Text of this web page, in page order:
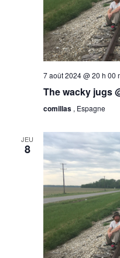
7 août 2024 @ 20 h 00
The wacky jugs
comillas , Espagne
JEU
8